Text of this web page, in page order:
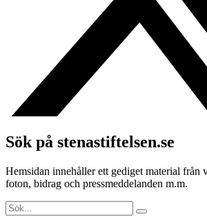
Sök på stenastiftelsen.se
Hemsidan innehåller ett gediget material från
foton, bidrag och pressmeddelanden m.m.